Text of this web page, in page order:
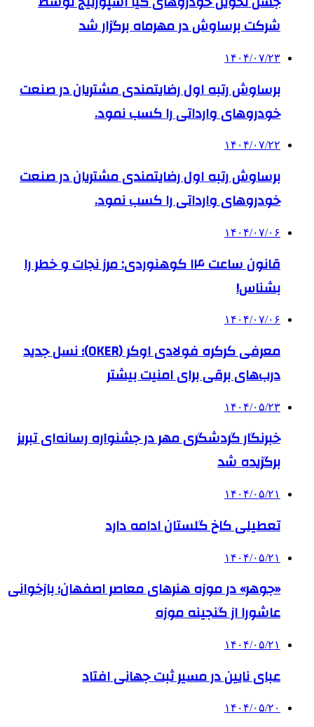
شرکت برساوش در مهرماه برگزار شد
۱۴۰۴/۰۷/۲۳
برساوش رتبه اول رضایتمندی مشتریان در صنعت
خودروهای وارداتی را کسب نمود.
۱۴۰۴/۰۷/۲۲
برساوش رتبه اول رضایتمندی مشتریان در صنعت
خودروهای وارداتی را کسب نمود.
۱۴۰۴/۰۷/۰۶
قانون ساعت ۱۴ کوهنوردی: مرز نجات و خطر را
بشناس!
۱۴۰۴/۰۷/۰۶
معرفی کرکره فولادی اوکر (OKER)؛ نسل جدید
درب‌های برقی برای امنیت بیشتر
۱۴۰۴/۰۵/۲۳
خبرنگار گردشگری مهر در جشنواره رسانه‌ای تبریز
برگزیده شد
۱۴۰۴/۰۵/۲۱
تعطیلی کاخ گلستان ادامه دارد
۱۴۰۴/۰۵/۲۱
«جوهر» در موزه هنرهای معاصر اصفهان؛ بازخوانی
عاشورا از گنجینه موزه
۱۴۰۴/۰۵/۲۱
عبای نایین در مسیر ثبت جهانی افتاد
۱۴۰۴/۰۵/۲۰